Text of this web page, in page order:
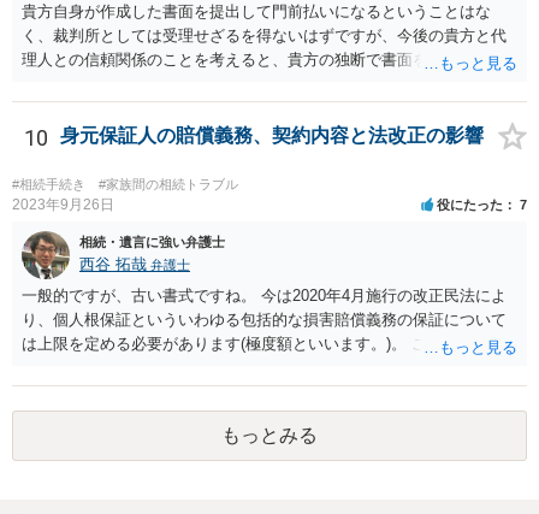
貴方自身が作成した書面を提出して門前払いになるということはな
く、裁判所としては受理せざるを得ないはずですが、今後の貴方と代
理人との信頼関係のことを考えると、貴方の独断で書面を提出したり
士が主張書面の提出を渋っているようですが、弁護士として提出の実
益がないと考えている可能性もあると思いますので、そのあたりも含
めて、弁護士見解を確認等するためによく打ち合わせた方がよいと思
います。単に面倒臭いということで書面提出をしないということであ
れば、当該弁護士との委任関係を修了した上で、貴方のほうで書面提
出することを検討なさった方がよいでしょう。
10 身元保証人の賠償義務、契約内容と法改正の影響
#相続手続き #家族間の相続トラブル
2023年9月26日 役にたった 7
相続・遺言に強い弁護士
西谷 拓哉 弁護士
一般的ですが、古い書式ですね。 今は2020年4月施行の改正民法によ
り、個人根保証といういわゆる包括的な損害賠償義務の保証について
は上限を定める必要があります(極度額といいます。)。 この書式にサ
り、会社側は請求できない可能性が高そうです。
もっとみる